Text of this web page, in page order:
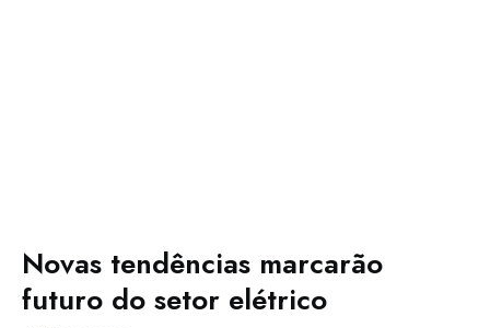
Novas tendências marcarão
futuro do setor elétrico